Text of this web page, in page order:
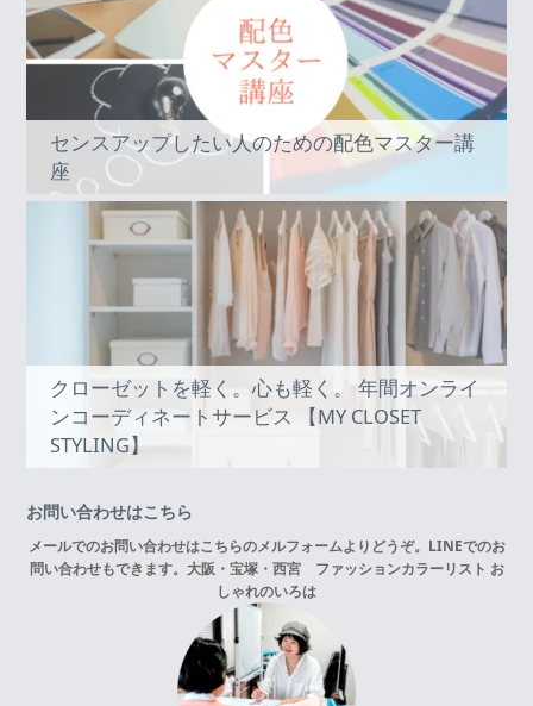
センスアップしたい人のための配色マスター講
座
クローゼットを軽く。心も軽く。 年間オンライ
ンコーディネートサービス 【MY CLOSET
STYLING】
お問い合わせはこちら
メールでのお問い合わせはこちらのメルフォームよりどうぞ。LINEでのお
問い合わせもできます。 大阪・宝塚・西宮 ファッションカラーリスト お
しゃれのいろは